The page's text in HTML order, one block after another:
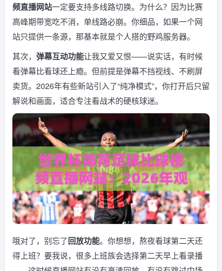
频直播网站一定要支持多线路切换。为什么？因为比赛
高峰期带宽吃不消，单线路必崩。你细品，如果一个网
站只提供一条源，那基本就是个人搭的野鸡服务器。
其次， 弹幕互动功能让我又爱又恨——说实话，有时候
看弹幕比看球还上瘾。但前提是弹幕不挡视线、不刷屏
卖货。2026年有些新站引入了“纯净模式”，你打开后只留
解说和画面，适合专注看战术的硬核球迷。
哦对了，别忘了回放功能。你想想，熬夜看球第二天还
得上班？要我说，很多上班族会选择第二天早上看录播